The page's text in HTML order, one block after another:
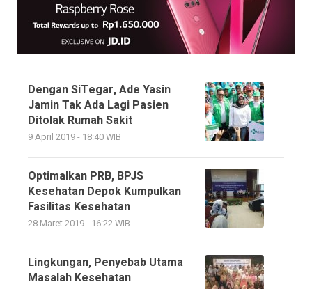
Dengan SiTegar, Ade Yasin
Jamin Tak Ada Lagi Pasien
Ditolak Rumah Sakit
9 April 2019 - 18:40 WIB
Optimalkan PRB, BPJS
Kesehatan Depok Kumpulkan
Fasilitas Kesehatan
28 Maret 2019 - 16:22 WIB
Lingkungan, Penyebab Utama
Masalah Kesehatan